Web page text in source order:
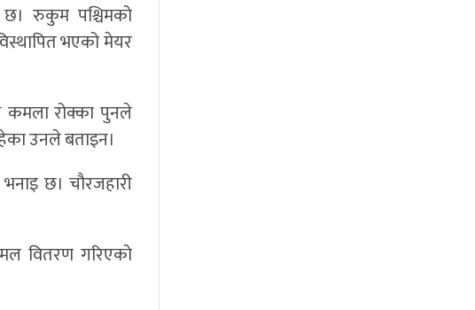
छ। रुकुम पश्चिमको
भएको मेयर
कमला रोक्का पुनले
उनले बताइन।
छ। चौरजहारी
वितरण गरिएको